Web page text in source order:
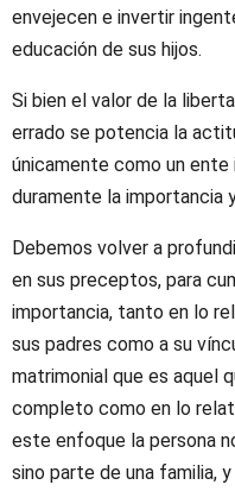
envejecen e invertir
educación de sus hijos.
Si bien el valor de la
errado se potencia la
únicamente como un
duramente la importancia
Debemos volver a
en sus preceptos, para
importancia, tanto en lo
sus padres como a su
matrimonial que es aquel
completo como en lo
este enfoque la persona
sino parte de una familia,